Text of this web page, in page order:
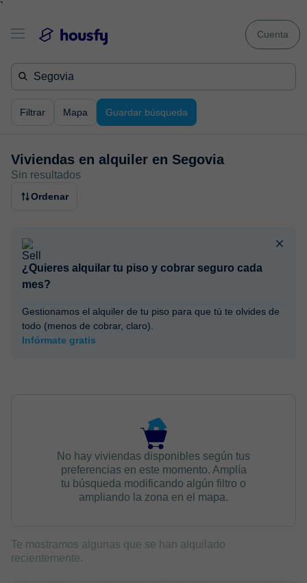
`
Cuenta
Filtrar Mapa Guardar búsqueda
Viviendas en alquiler en Segovia
Sin resultados
Ordenar
¿Quieres alquilar tu piso y cobrar seguro cada
mes?
Gestionamos el alquiler de tu piso para que tú te olvides de
todo (menos de cobrar, claro).
Infórmate gratis
No hay viviendas disponibles según tus
preferencias en este momento. Amplía
tu búsqueda modificando algún filtro o
ampliando la zona en el mapa.
Te mostramos algunas que se han alquilado
recientemente.